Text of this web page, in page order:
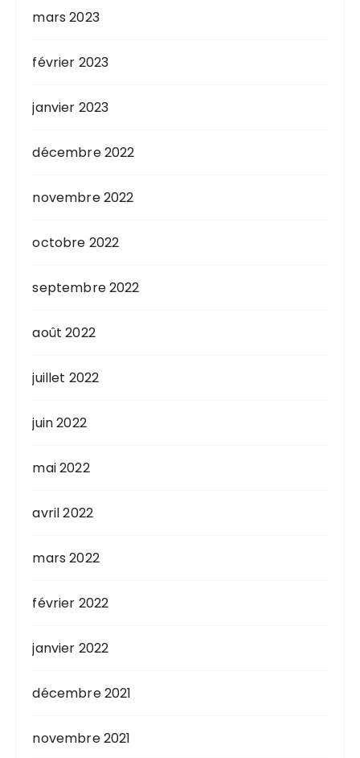
mars 2023
février 2023
janvier 2023
décembre 2022
novembre 2022
octobre 2022
septembre 2022
août 2022
juillet 2022
juin 2022
mai 2022
avril 2022
mars 2022
février 2022
janvier 2022
décembre 2021
novembre 2021